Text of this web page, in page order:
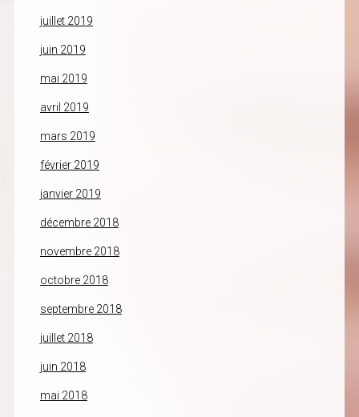
juillet 2019
juin 2019
mai 2019
avril 2019
mars 2019
février 2019
janvier 2019
décembre 2018
novembre 2018
octobre 2018
septembre 2018
juillet 2018
juin 2018
mai 2018